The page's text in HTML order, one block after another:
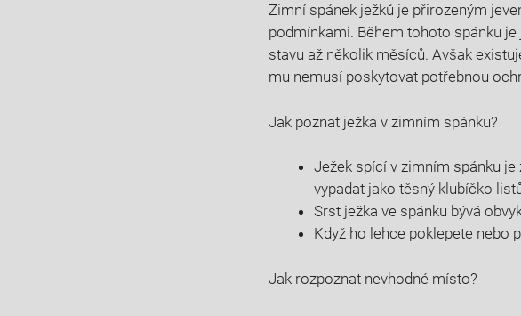
Zimní spánek ježků je přirozeným
podmínkami. Během tohoto spánku
stavu až několik měsíců. Avšak
mu nemusí poskytovat potřebnou
Jak poznat ježka v zimním spánku?
Ježek spící v zimním spánku
vypadat jako těsný klubíčko
Srst ježka ve spánku bývá
Když ho lehce poklepete nebo
Jak rozpoznat nevhodné místo?